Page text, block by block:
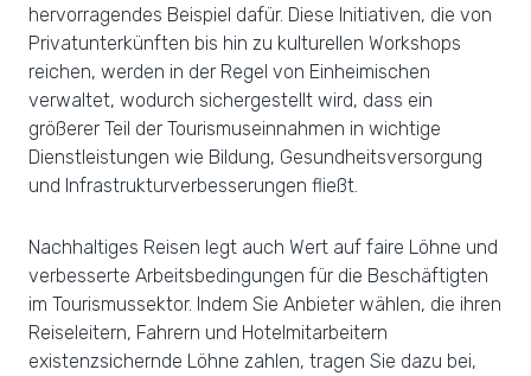
hervorragendes Beispiel dafür. Diese Initiativen, die von
Privatunterkünften bis hin zu kulturellen Workshops
reichen, werden in der Regel von Einheimischen
verwaltet, wodurch sichergestellt wird, dass ein
größerer Teil der Tourismuseinnahmen in wichtige
Dienstleistungen wie Bildung, Gesundheitsversorgung
und Infrastrukturverbesserungen fließt.
Nachhaltiges Reisen legt auch Wert auf faire Löhne und
verbesserte Arbeitsbedingungen für die Beschäftigten
im Tourismussektor. Indem Sie Anbieter wählen, die ihren
Reiseleitern, Fahrern und Hotelmitarbeitern
existenzsichernde Löhne zahlen, tragen Sie dazu bei,